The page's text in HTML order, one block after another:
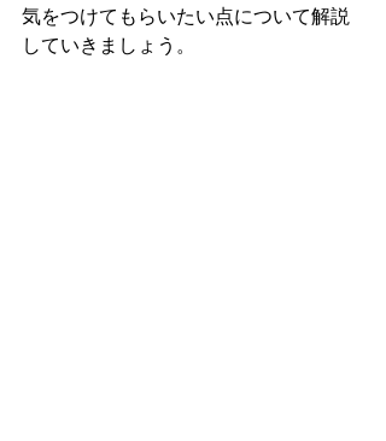
気をつけてもらいたい点について解説
していきましょう。